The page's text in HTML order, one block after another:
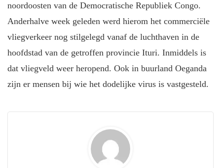
noordoosten van de Democratische Republiek Congo.
Anderhalve week geleden werd hierom het commerciële
vliegverkeer nog stilgelegd vanaf de luchthaven in de
hoofdstad van de getroffen provincie Ituri. Inmiddels is
dat vliegveld weer heropend. Ook in buurland Oeganda
zijn er mensen bij wie het dodelijke virus is vastgesteld.